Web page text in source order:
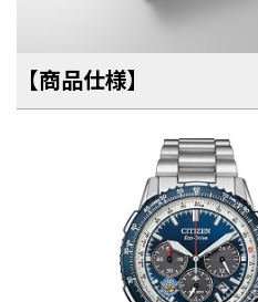
【商品仕様】